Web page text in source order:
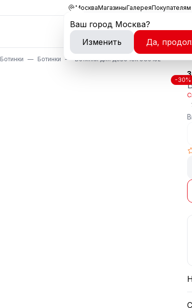
Москва
Ваш город Москва?
Изменить
Да,
МагазиныГалереяПокупателям
Ботинки Ботинки Ботинки для девочек 3C9152
-30%